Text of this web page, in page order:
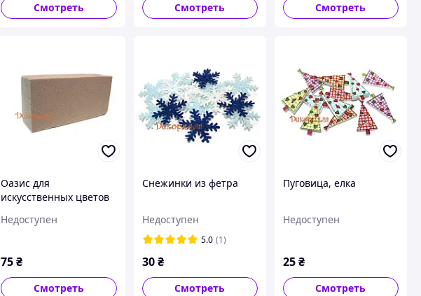
Смотреть Смотреть Смотреть
Оазис для
искусственных цветов
Недоступен
75₴
Смотреть
Снежинки из фетра
Недоступен
5.0 (1)
30 ₴
Смотреть
Пуговица, елка
Недоступен
25₴
Смотреть